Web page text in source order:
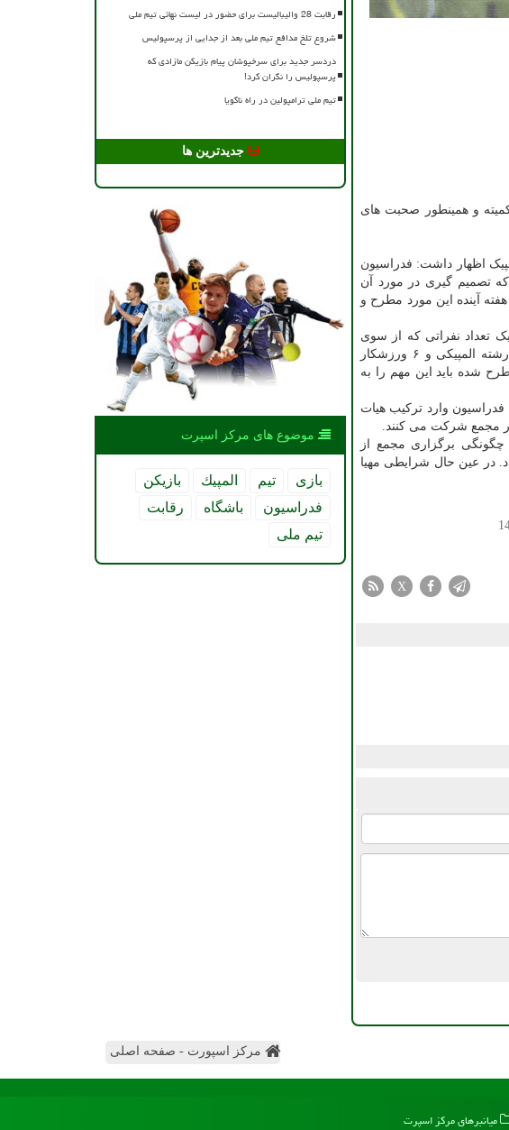
و همینطور صحبت های
اظهار داشت: فدراسیون
تصمیم گیری در مورد آن
آینده این مورد مطرح و
کرد: طبق منشور المپیک تعداد نفراتی که از سوی
رشته های المپیکی عضو مجمع هستند باید نسبت به دیگر اعضا غالب باشند. در ترکیب فعلی مجمع نمایندگان ۲۹ رشته المپیکی و ۶ ورزشکار
درخواست های مطرح شده باید این مهم را به
بعنوان رئیس فدراسیون وارد ترکیب هیات
در مجمع شرکت می کنند.
برگزاری مجمع از
در عین حال شرایطی مهیا
X
رقابت 28 والیبالیست برای حضور در لیست نهائی تیم ملی
شروع تلخ مدافع تیم ملی بعد از جدایی از پرسپولیس
دردسر جدید برای سرخپوشان پیام بازیکن مازادی که
پرسپولیس را نگران کرد!
تیم ملی ترامپولین در راه ناگویا
جدیدترین ها
موضوع های مركز اسپرت
بازی تیم المپیك
بازیكن
فدراسیون
باشگاه
رقابت
تیم ملی
مرکز اسپورت - صفحه اصلی
میانبرهای مركز اسپرت